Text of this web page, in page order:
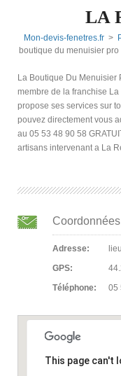
LA
Mon-devis-fenetres.fr>
boutique du menuisier
La Boutique Du Menuisier
membre de la franchise
propose ses services sur
pouvez directement vous
au 05 53 48 90 58
artisans intervenant a La
Coordonnées
Adresse:
GPS:
Téléphone:
05
This page can't